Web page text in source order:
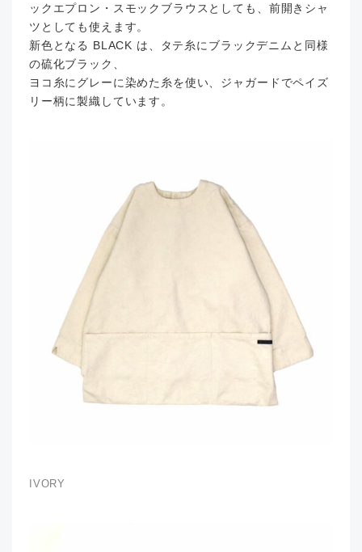
ックエプロン・スモックブラウスとしても、前開きシャ
ツとしても使えます。
新色となる BLACK は、タテ糸にブラックデニムと同様
の硫化ブラック、
ヨコ糸にグレーに染めた糸を使い、ジャガードでペイズ
リー柄に製織しています。
IVORY